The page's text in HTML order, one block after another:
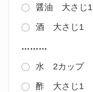
醤油 大さじ1
酒 大さじ1
………
水 2カップ
酢 大さじ1